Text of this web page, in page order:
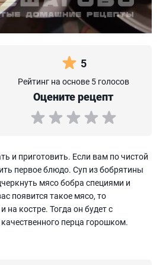
5
Рейтинг на основе 5 голосов
Оцените рецепт
и приготовить. Если вам по чистой
первое блюдо. Суп из бобрятины
мясо бобра специями и
появится такое мясо, то
на костре. Тогда он будет с
перца горошком.